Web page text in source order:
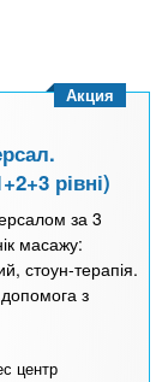
рівні)
за 3
масажу:
стоун-терапія.
з
центр
Акция